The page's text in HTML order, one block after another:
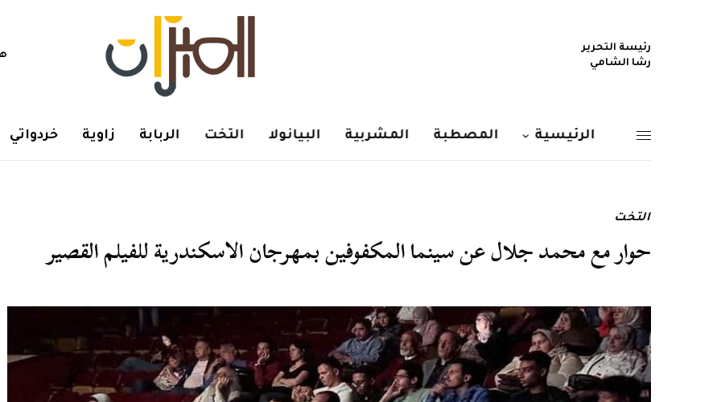
رئيسة التحرير
رشا الشامي
الرئيسية المصطبة المشربية البيانولا التخت الربابة زاوية خردواتي
التخت
حوار مع محمد جلال عن سينما المكفوفين بمهرجان الاسكندرية للفيلم القصير